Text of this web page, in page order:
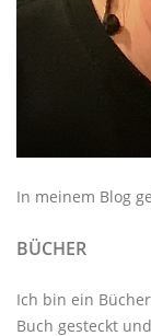
In meinem Blog
BÜCHER
Ich bin ein
Buch gesteckt